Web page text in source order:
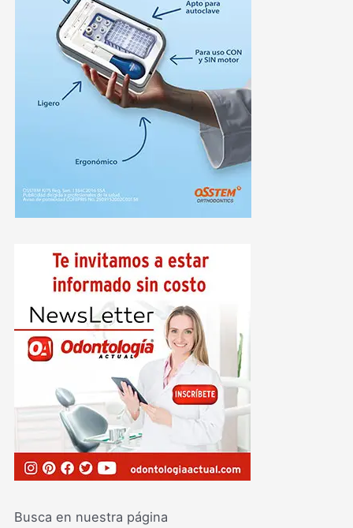
Busca en nuestra página